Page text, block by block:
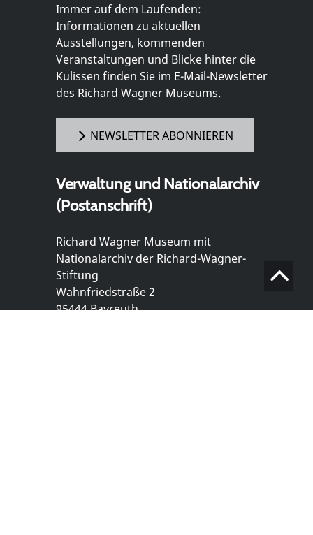
Immer auf dem Laufenden:
Informationen zu aktuellen
Ausstellungen, kommenden
Veranstaltungen und Blicke hinter die
Kulissen finden Sie im E-Mail-Newsletter
des Richard Wagner Museums.
NEWSLETTER ABONNIEREN
Verwaltung und Nationalarchiv
(Postanschrift)
Richard Wagner Museum mit
Nationalarchiv der Richard-Wagner-
Stiftung
Wahnfriedstraße 2
95444 Bayreuth